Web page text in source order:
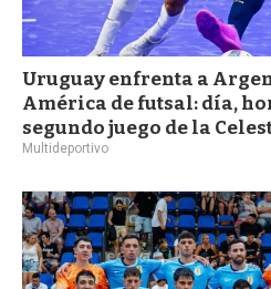
Uruguay enfrenta a
América de futsal: día,
segundo juego de la
Multideportivo